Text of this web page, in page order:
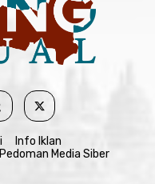
Info Iklan
Pedoman Media Siber